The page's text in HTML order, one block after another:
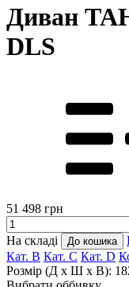
Диван
DLS
51 498 грн
На складі До кошика
Кат. B Кат. С Кат. D
Розмір (Д x Ш x В):